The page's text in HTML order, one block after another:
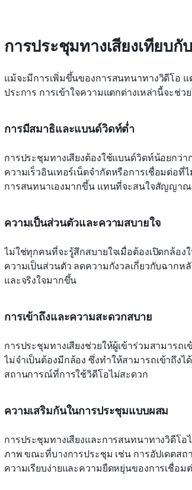
การประชุมทางเสียงเทียบ
แม้จะมีการเพิ่มขึ้นของการสนทนาทางวิดีโอ
ประการ การเข้าใจความแตกต่างเหล่านี้จะช่
การมีสมาธิและแบนด์วิดท์ต่ำ
การประชุมทางเสียงต้องใช้แบนด์วิดท์น้อยกว่
ความเร็วอินเทอร์เน็ตจำกัดหรือการเชื่อมต่อ
การสนทนาเองมากขึ้น แทนที่จะสนใจสัญญา
ความเป็นส่วนตัวและความสบายใจ
ไม่ใช่ทุกคนที่จะรู้สึกสบายใจเมื่อต้องเปิดกล้อง
ความเป็นส่วนตัว ลดความกังวลเกี่ยวกับฉาก
และจริงใจมากขึ้น
การเข้าถึงและความสะดวกสบาย
การประชุมทางเสียงช่วยให้ผู้เข้าร่วมสามาร
ไม่จำเป็นต้องมีกล้อง ซึ่งทำให้สามารถเข้าถึ
สถานการณ์ที่การใช้วิดีโอไม่สะดวก
ความเสริมกันในการประชุมแบบผสม
การประชุมทางเสียงและการสนทนาทางวิดีโ
ภาพ ขณะที่บางการประชุม เช่น การอัปเดตส
ความเรียบง่ายและความยืดหยุ่นของการเชื่อม